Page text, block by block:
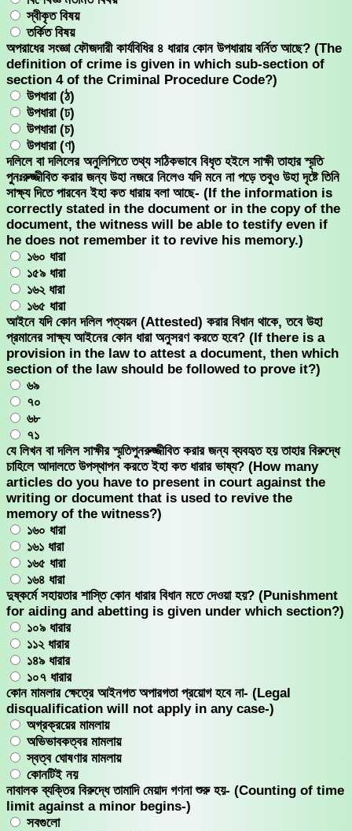
স্বীকৃত বিষয়
তর্কিত বিষয়
অপরাধের সংজ্ঞা ফৌজদারী কার্যবিধির ৪ ধারার কোন উপধারায় বর্নিত আছে? (The
definition of crime is given in which sub-section of
section 4 of the Criminal Procedure Code?)
উপধারা (ঠ)
উপধারা (ঢ)
উপধারা (চ)
উপধারা (ণ)
দলিলে বা দলিলের অনুলিপিতে তথ্য সঠিকভাবে বিধৃত হইলে সাক্ষী তাহার স্মৃতি
পুনঃরুজ্জীবিত করার জন্য উহা নজরে নিলেও যদি মনে না পড়ে তবুও উহা দৃষ্টে তিনি
সাক্ষ্য দিতে পারবেন ইহা কত ধারায় বলা আছে- (If the information is
correctly stated in the document or in the copy of the
document, the witness will be able to testify even if
he does not remember it to revive his memory.)
১৬০ ধারা
১৫৯ ধারা
১৬২ ধারা
১৬৫ ধারা
আইনে যদি কোন দলিল পত্যয়ন (Attested) করার বিধান থাকে, তবে উহা
প্রমানের সাক্ষ্য আইনের কোন ধারা অনুসরণ করতে হবে? (If there is a
provision in the law to attest a document, then which
section of the law should be followed to prove it?)
৬৯
৭০
৬৮
৭১
যে লিখন বা দলিল সাক্ষীর স্মৃতিপুনরুজ্জীবিত করার জন্য ব্যবহৃত হয় তাহার বিরুদ্ধে
চাহিলে আদালতে উপস্থাপন করতে ইহা কত ধারার ভাষ্য? (How many
articles do you have to present in court against the
writing or document that is used to revive the
memory of the witness?)
১৬০ ধারা
১৬১ ধারা
১৬৫ ধারা
১৬৪ ধারা
দুষ্কর্মে সহায়তার শাস্তি কোন ধারার বিধান মতে দেওয়া হয়? (Punishment
for aiding and abetting is given under which section?)
১০৯ ধারার
১১২ ধারার
১৪৯ ধারার
১০৭ ধারার
কোন মামলার ক্ষেত্রে আইনগত অপারগতা প্রয়োগ হবে না- (Legal
disqualification will not apply in any case-)
অগ্রক্রয়ের মামলায়
অভিভাবকত্বর মামলায়
স্বত্ব ঘোষণার মামলায়
কোনটিই নয়
নাবালক ব্যক্তির বিরুদ্ধে তামাদি মেয়াদ গণনা শুরু হয়- (Counting of time
limit against a minor begins-)
সবগুলো